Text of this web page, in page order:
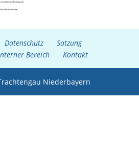
Datenschutz
Satzung
Bereich Kontakt
Niederbayern